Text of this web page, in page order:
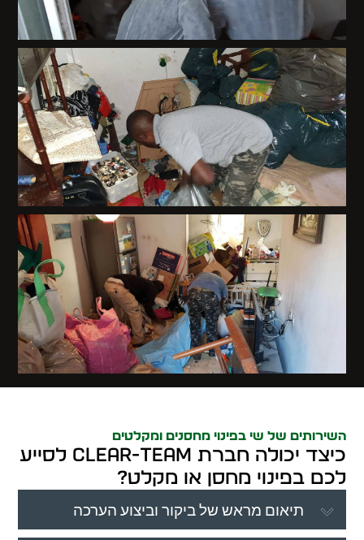
השירותים של שי בפינוי מחסנים ומקלטים
כיצד יכולה חברת clear-team לסייע
לכם בפינוי מחסן או מקלט?
תיאום מראש של ביקור וביצוע הערכה